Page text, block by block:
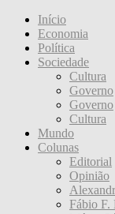
Início
Economia
Política
Sociedade
Cultura
Governo
Governo
Cultura
Mundo
Colunas
Editorial
Opinião
Fábio F.